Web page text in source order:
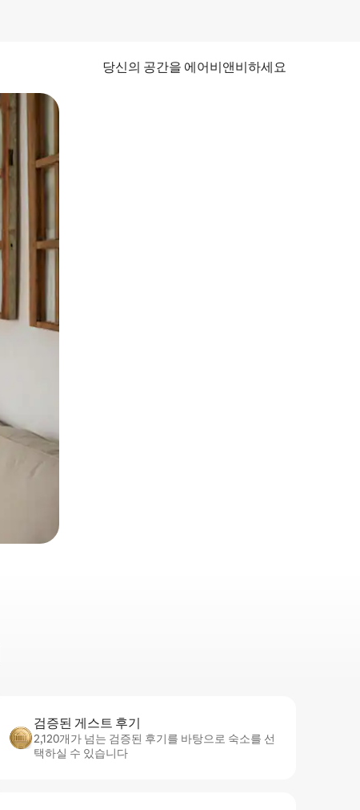
당신의 공간을 에어비앤비하세요
검증된 게스트 후기
2,120개가 넘는 검증된 후기를 바탕으로 숙소를 선
택하실 수 있습니다